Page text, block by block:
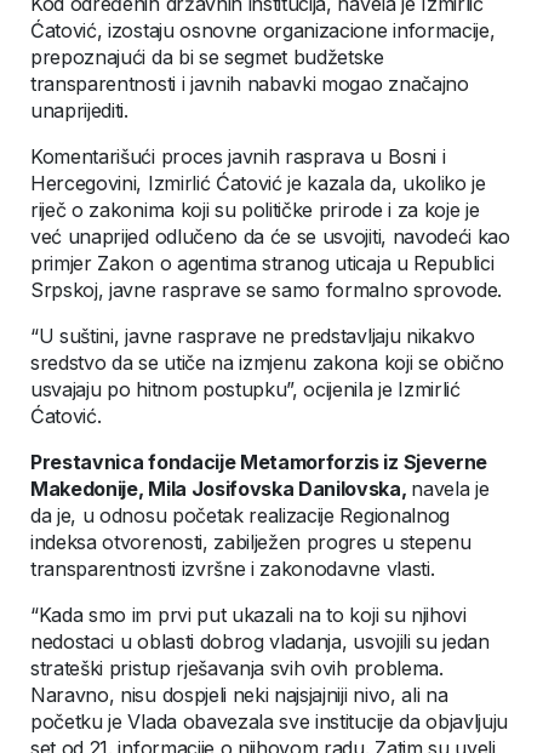
Ćatović, izostaju osnovne organizacione informacije,
prepoznajući da bi se segmet budžetske
transparentnosti i javnih nabavki mogao značajno
unaprijediti.
Komentarišući proces javnih rasprava u Bosni i
Hercegovini, Izmirlić Ćatović je kazala da, ukoliko je
riječ o zakonima koji su političke prirode i za koje je
već unaprijed odlučeno da će se usvojiti, navodeći kao
primjer Zakon o agentima stranog uticaja u Republici
Srpskoj, javne rasprave se samo formalno sprovode.
“U suštini, javne rasprave ne predstavljaju nikakvo
sredstvo da se utiče na izmjenu zakona koji se obično
usvajaju po hitnom postupku”, ocijenila je Izmirlić
Ćatović.
Prestavnica fondacije Metamorforzis iz Sjeverne
Makedonije, Mila Josifovska Danilovska, navela je
da je, u odnosu početak realizacije Regionalnog
indeksa otvorenosti, zabilježen progres u stepenu
transparentnosti izvršne i zakonodavne vlasti.
“Kada smo im prvi put ukazali na to koji su njihovi
nedostaci u oblasti dobrog vladanja, usvojili su jedan
strateški pristup rješavanja svih ovih problema.
Naravno, nisu dospjeli neki najsjajniji nivo, ali na
početku je Vlada obavezala sve institucije da objavljuju